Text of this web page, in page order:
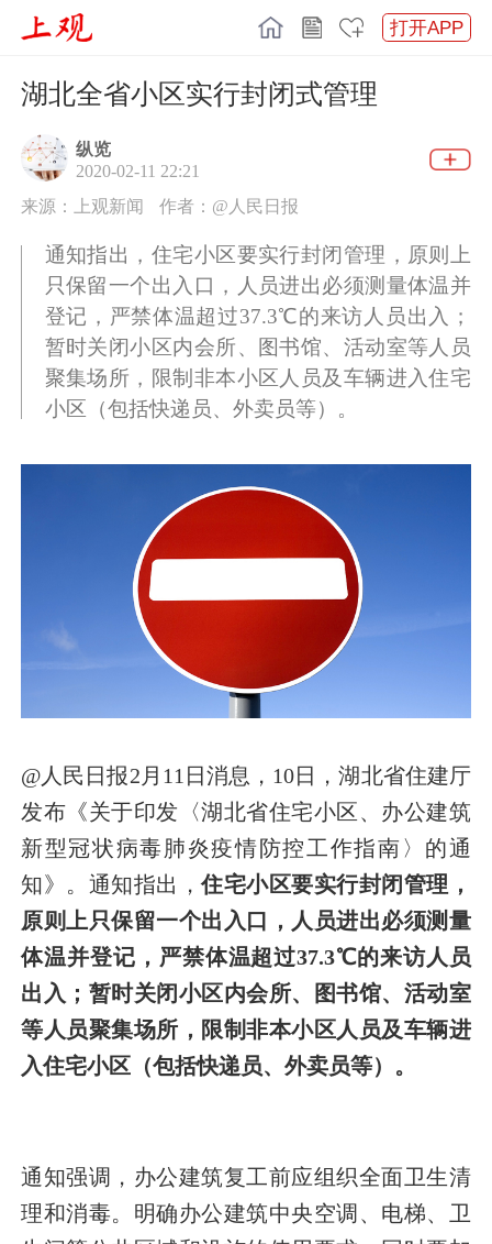
打开APP
湖北全省小区实行封闭式管理
纵览
2020-02-11 22:21
来源：上观新闻
作者：@人民日报
通知指出，住宅小区要实行封闭管理，原则上
只保留一个出入口，人员进出必须测量体温并
登记，严禁体温超过37.3℃的来访人员出入；
暂时关闭小区内会所、图书馆、活动室等人员
聚集场所，限制非本小区人员及车辆进入住宅
小区（包括快递员、外卖员等）。
@人民日报2月11日消息，10日，湖北省住建厅
发布《关于印发〈湖北省住宅小区、办公建筑
新型冠状病毒肺炎疫情防控工作指南〉的通
知》。通知指出，住宅小区要实行封闭管理，
原则上只保留一个出入口，人员进出必须测量
体温并登记，严禁体温超过37.3℃的来访人员
出入； 暂时关闭小区内会所、图书馆、活动室
等人员聚集场所，限制非本小区人员及车辆进
入住宅小区（包括快递员、外卖员等）。
通知强调，办公建筑复工前应组织全面卫生清
理和消毒。明确办公建筑中央空调、电梯、卫